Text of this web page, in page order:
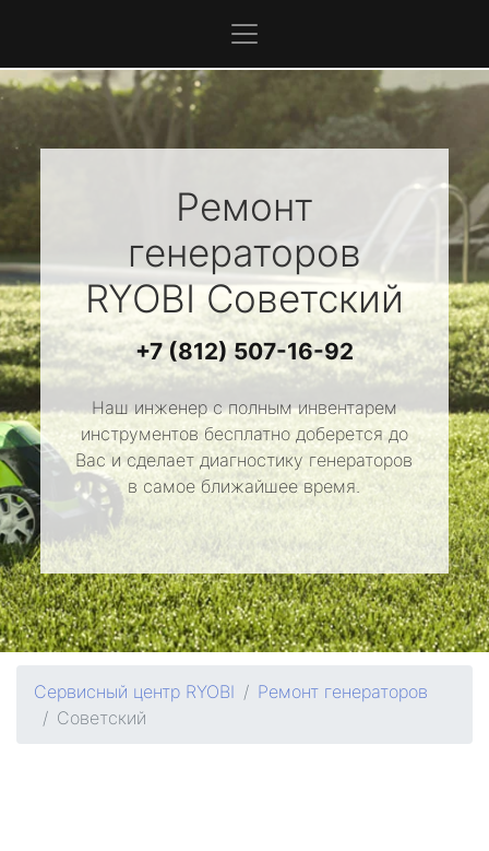
Ремонт
генераторов
RYOBIСоветский
+7 (812) 507-16-92
Наш инженер с полным инвентарем
инструментов бесплатно доберется до
Вас и сделает диагностику генераторов
в самое ближайшее время.
Сервисный центр RYOBI
Ремонт генераторов
Советский